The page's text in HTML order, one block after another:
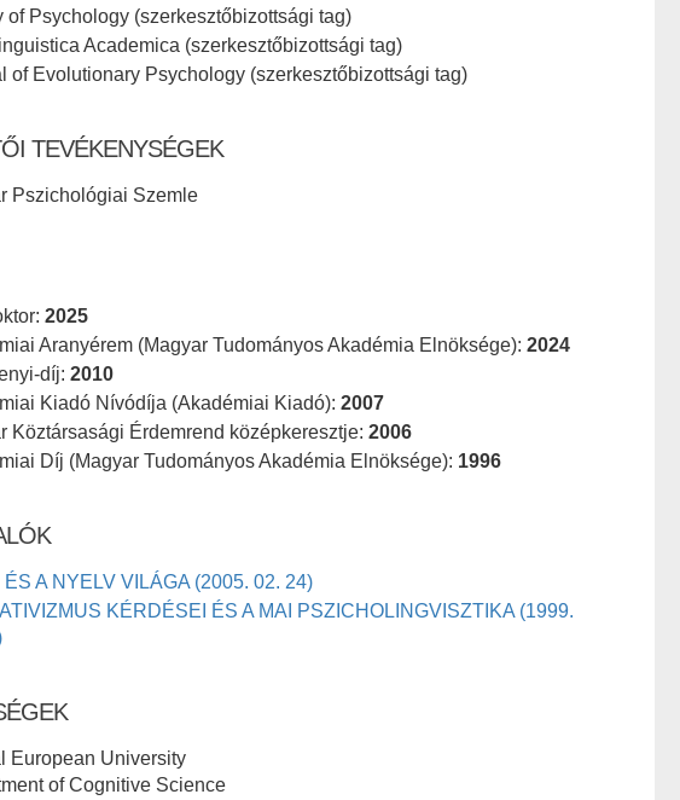
of Psychology (szerkesztőbizottsági tag)
Academica (szerkesztőbizottsági tag)
of Evolutionary Psychology (szerkesztőbizottsági tag)
TEVÉKENYSÉGEK
Pszichológiai Szemle
2025
Aranyérem (Magyar Tudományos Akadémia Elnöksége): 2024
díj: 2010
Kiadó Nívódíja (Akadémiai Kiadó): 2007
Köztársasági Érdemrend középkeresztje: 2006
Díj (Magyar Tudományos Akadémia Elnöksége): 1996
ÉS A NYELV VILÁGA (2005. 02. 24)
KÉRDÉSEI ÉS A MAI PSZICHOLINGVISZTIKA (1999.
European University
of Cognitive Science